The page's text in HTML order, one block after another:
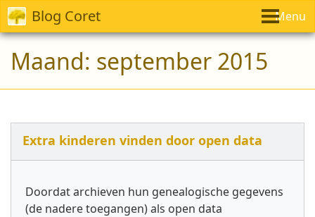
Blog Coret Menu
Maand: september 2015
Extra kinderen vinden door open data
Doordat archieven hun genealogische gegevens
(de nadere toegangen) als open data